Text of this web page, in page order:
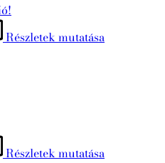
Részletek mutatása
Részletek mutatása